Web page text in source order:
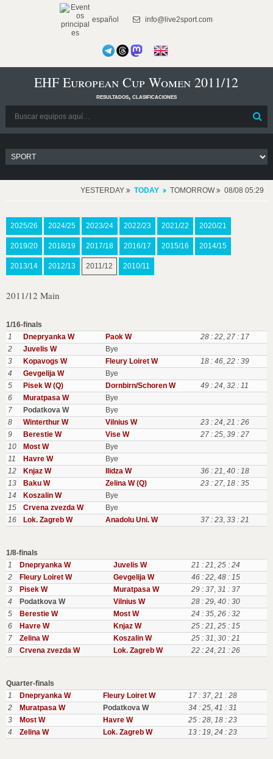
español info@live2sport.com
EHF European Cup Women 2011/12
resultados, clasificaciones
YESTERDAY TODAY TOMORROW 08/08 05:29
2025/26 2024/25 2023/24 2022/23 2021/22 2020/21
2019/20 2018/19 2017/18 2016/17 2015/16 2014/15
2013/14 2012/13 2011/12 2010/11
2011/12 Main
1/16-finals
1
Dnepryanka W Paok W 28 : 22, 27 : 17
2
Juvelis W
Bye
3
Kopavogs W Fleury Loiret W 18 : 46, 22 : 39
4
Gevgelija W
Bye
5
Pisek W (Q) Dornbirn/Schoren W 49 : 24, 32 : 11
6
Muratpasa W
Bye
7
Podatkova W
Bye
8
Winterthur W Vilnius W 23 : 24, 21 : 26
9
Berestie W Vise W 27 : 25, 39 : 27
10
Most W
Bye
11
Havre W
Bye
12
Knjaz W Ilidza W 36 : 21, 40 : 18
13
Baku W Zelina W (Q) 23 : 27, 18 : 35
14
Koszalin W
Bye
15
Crvena zvezda W
Bye
16
Lok. Zagreb W Anadolu Uni. W 37 : 23, 33 : 21
1/8-finals
1
Dnepryanka W Juvelis W 21 : 21, 25 : 24
2
Fleury Loiret W Gevgelija W 46 : 22, 48 : 15
3
Pisek W Muratpasa W 29 : 37, 31 : 37
4
Podatkova W Vilnius W 28 : 29, 40 : 30
5
Berestie W Most W 24 : 35, 26 : 32
6
Havre W Knjaz W 25 : 21, 25 : 15
7
Zelina W Koszalin W 25 : 31, 30 : 21
8
Crvena zvezda W Lok. Zagreb W 22 : 24, 21 : 26
Quarter-finals
1
Dnepryanka W Fleury Loiret W 17 : 37, 21 : 28
2
Muratpasa W Podatkova W 34 : 25, 41 : 31
3
Most W Havre W 25 : 28, 18 : 23
4
Zelina W Lok. Zagreb W 13 : 19, 24 : 23